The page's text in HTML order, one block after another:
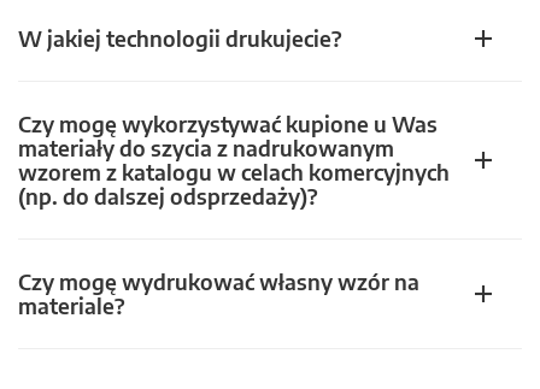
W jakiej technologii drukujecie?
Czy mogę wykorzystywać kupione u Was
materiały do szycia z nadrukowanym
wzorem z katalogu w celach komercyjnych
(np. do dalszej odsprzedaży)?
Czy mogę wydrukować własny wzór na
materiale?